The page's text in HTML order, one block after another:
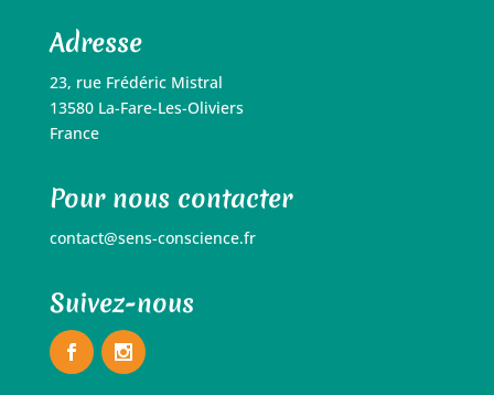
Adresse
23, rue Frédéric Mistral
13580 La-Fare-Les-Oliviers
France
Pour nous contacter
contact@sens-conscience.fr
Suivez-nous